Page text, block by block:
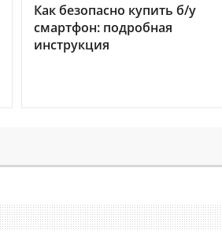
Как безопасно купить б/у
смартфон: подробная
инструкция